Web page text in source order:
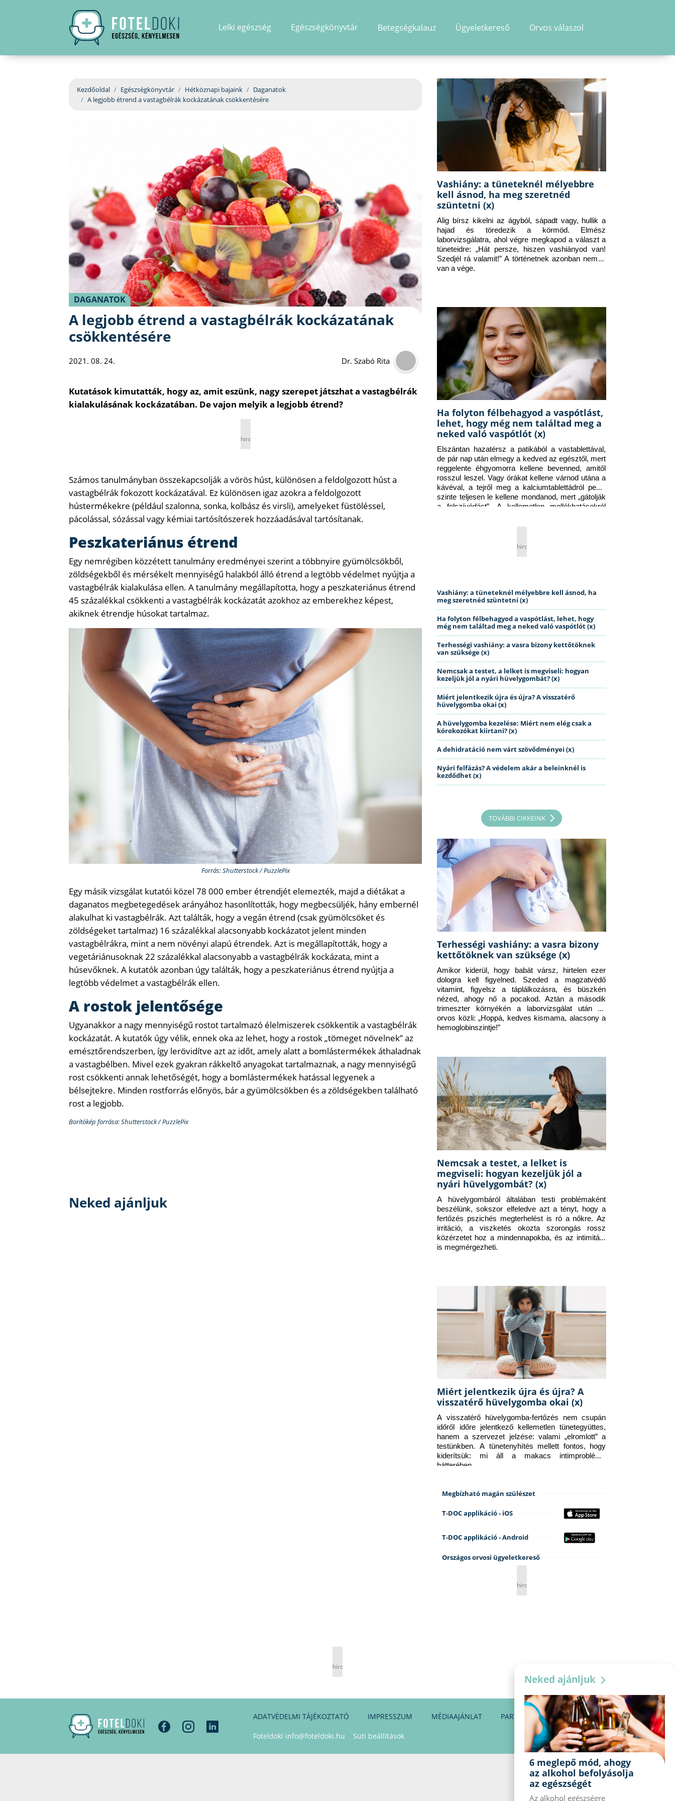
Lelki egészség Egészségkönyvtár Betegségkalauz Ügyeletkereső Orvos válaszol
Kezdőoldal Egészségkönyvtár Hétköznapi bajaink
Daganatok
A legjobb étrend a vastagbélrák kockázatának csökkentésére
DAGANATOK
A legjobb étrend a vastagbélrák kockázatának
csökkentésére
2021. 08. 24. Dr. Szabó Rita
Kutatások kimutatták, hogy az, amit eszünk, nagy szerepet játszhat a vastagbélrák
kialakulásának kockázatában. De vajon melyik a legjobb étrend?
hirdetés
Számos tanulmányban összekapcsolják a vörös húst, különösen a feldolgozott húst a
vastagbélrák fokozott kockázatával. Ez különösen igaz azokra a feldolgozott
hústermékekre (például szalonna, sonka, kolbász és virsli), amelyeket füstöléssel,
pácolással, sózással vagy kémiai tartósítószerek hozzáadásával tartósítanak.
Peszkateriánus étrend
Egy nemrégiben közzétett tanulmány eredményei szerint a többnyire gyümölcsökből,
zöldségekből és mérsékelt mennyiségű halakból álló étrend a legtöbb védelmet nyújtja a
vastagbélrák kialakulása ellen. A tanulmány megállapította, hogy a peszkateriánus étrend
45 százalékkal csökkenti a vastagbélrák kockázatát azokhoz az emberekhez képest,
akiknek étrendje húsokat tartalmaz.
Forrás: Shutterstock / PuzzlePix
Egy másik vizsgálat kutatói közel 78 000 ember étrendjét elemezték, majd a diétákat a
daganatos megbetegedések arányához hasonlították, hogy megbecsüljék, hány embernél
alakulhat ki vastagbélrák. Azt találták, hogy a vegán étrend (csak gyümölcsöket és
zöldségeket tartalmaz) 16 százalékkal alacsonyabb kockázatot jelent minden
vastagbélrákra, mint a nem növényi alapú étrendek. Azt is megállapították, hogy a
vegetáriánusoknak 22 százalékkal alacsonyabb a vastagbélrák kockázata, mint a
húsevőknek. A kutatók azonban úgy találták, hogy a peszkateriánus étrend nyújtja a
legtöbb védelmet a vastagbélrák ellen.
A rostok jelentősége
Ugyanakkor a nagy mennyiségű rostot tartalmazó élelmiszerek csökkentik a vastagbélrák
kockázatát. A kutatók úgy vélik, ennek oka az lehet, hogy a rostok „tömeget növelnek” az
emésztőrendszerben, így lerövidítve azt az időt, amely alatt a bomlástermékek áthaladnak
a vastagbélben. Mivel ezek gyakran rákkeltő anyagokat tartalmaznak, a nagy mennyiségű
rost csökkenti annak lehetőségét, hogy a bomlástermékek hatással legyenek a
bélsejtekre. Minden rostforrás előnyös, bár a gyümölcsökben és a zöldségekben található
rost a legjobb.
Borítókép forrása: Shutterstock / PuzzlePix
Neked ajánljuk
Vashiány: a tüneteknél mélyebbre
kell ásnod, ha meg szeretnéd
szüntetni (x)
Alig bírsz kikelni az ágyból, sápadt vagy, hullik a
hajad és töredezik a körmöd. Elmész
laborvizsgálatra, ahol végre megkapod a választ a
tüneteidre: „Hát persze, hiszen vashiányod van!
Szedjél rá valamit!” A történetnek azonban nem itt
van a vége.
Ha folyton félbehagyod a vaspótlást,
lehet, hogy még nem találtad meg a
neked való vaspótlót (x)
Elszántan hazatérsz a patikából a vastablettával,
de pár nap után elmegy a kedved az egésztől, mert
reggelente éhgyomorra kellene bevenned, amitől
rosszul leszel. Vagy órákat kellene várnod utána a
kávéval, a tejről meg a kalciumtablettádról pedig
szinte teljesen le kellene mondanod, mert „gátolják
a felszívódást”. A kellemetlen mellékhatásokról
hirdetés
Vashiány: a tüneteknél mélyebbre kell ásnod, ha
meg szeretnéd szüntetni (x)
Ha folyton félbehagyod a vaspótlást, lehet, hogy
még nem találtad meg a neked való vaspótlót (x)
Terhességi vashiány: a vasra bizony kettőtöknek
van szüksége (x)
Nemcsak a testet, a lelket is megviseli: hogyan
kezeljük jól a nyári hüvelygombát? (x)
Miért jelentkezik újra és újra? A visszatérő
hüvelygomba okai (x)
A hüvelygomba kezelése: Miért nem elég csak a
kórokozókat kiirtani? (x)
A dehidratáció nem várt szövődményei (x)
Nyári felfázás? A védelem akár a beleinknél is
kezdődhet (x)
TOVÁBBI CIKKEINK
Terhességi vashiány: a vasra bizony
kettőtöknek van szüksége (x)
Amikor kiderül, hogy babát vársz, hirtelen ezer
dologra kell figyelned. Szeded a magzatvédő
vitamint, figyelsz a táplálkozásra, és büszkén
nézed, ahogy nő a pocakod. Aztán a második
trimeszter környékén a laborvizsgálat után az
orvos közli: „Hoppá, kedves kismama, alacsony a
hemoglobinszintje!”
Nemcsak a testet, a lelket is
megviseli: hogyan kezeljük jól a
nyári hüvelygombát? (x)
A hüvelygombáról általában testi problémaként
beszélünk, sokszor elfeledve azt a tényt, hogy a
fertőzés pszichés megterhelést is ró a nőkre. Az
irritáció, a viszketés okozta szorongás rossz
közérzetet hoz a mindennapokba, és az intimitást
is megmérgezheti.
Miért jelentkezik újra és újra? A
visszatérő hüvelygomba okai (x)
A visszatérő hüvelygomba-fertőzés nem csupán
időről időre jelentkező kellemetlen tünetegyüttes,
hanem a szervezet jelzése: valami „elromlott” a
testünkben. A tünetenyhítés mellett fontos, hogy
kiderítsük: mi áll a makacs intimprobléma
hátterében.
Megbízható magán szülészet
T-DOC applikáció - iOS
T-DOC applikáció - Android
Országos orvosi ügyeletkereső
hirdetés
hirdetés
ADATVÉDELMI TÁJÉKOZTATÓ IMPRESSZUM MÉDIAAJÁNLAT PARTNEREINK KAPCSOLAT
Foteldoki info@foteldoki.hu Süti beállítások
Neked ajánljuk
6 meglepő mód, ahogy
az alkohol befolyásolja
az egészségét
Az alkohol egészségre